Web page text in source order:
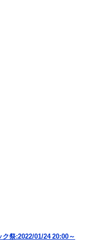
祭:2022/01/24 20:00～